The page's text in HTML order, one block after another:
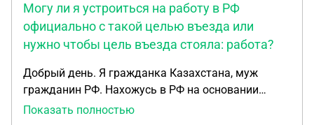
Могу ли я устроиться на работу в РФ
официально с такой целью въезда или
нужно чтобы цель въезда стояла: работа?
Добрый день. Я гражданка Казахстана, муж
гражданин РФ. Нахожусь в РФ на основании
брака. В миграционной карте указана цель
Показать полностью